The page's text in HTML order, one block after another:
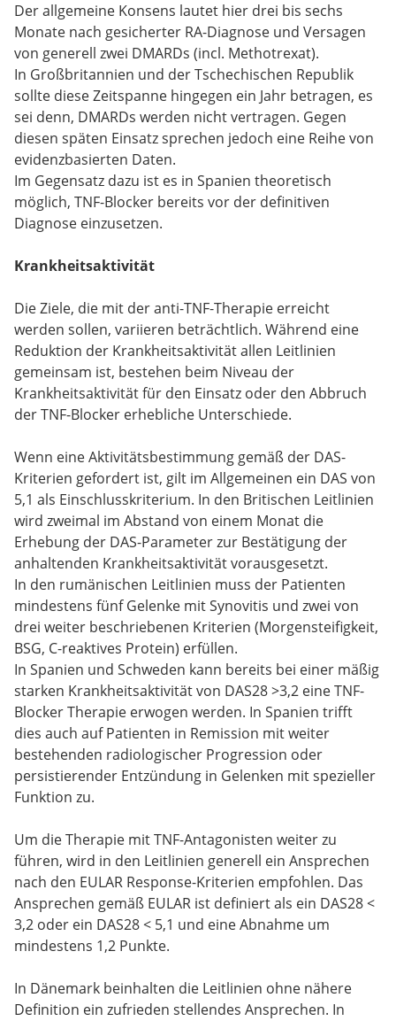
Der allgemeine Konsens lautet hier drei bis sechs
Monate nach gesicherter RA-Diagnose und Versagen
von generell zwei DMARDs (incl. Methotrexat).
In Großbritannien und der Tschechischen Republik
sollte diese Zeitspanne hingegen ein Jahr betragen, es
sei denn, DMARDs werden nicht vertragen. Gegen
diesen späten Einsatz sprechen jedoch eine Reihe von
evidenzbasierten Daten.
Im Gegensatz dazu ist es in Spanien theoretisch
möglich, TNF-Blocker bereits vor der definitiven
Diagnose einzusetzen.
Krankheitsaktivität
Die Ziele, die mit der anti-TNF-Therapie erreicht
werden sollen, variieren beträchtlich. Während eine
Reduktion der Krankheitsaktivität allen Leitlinien
gemeinsam ist, bestehen beim Niveau der
Krankheitsaktivität für den Einsatz oder den Abbruch
der TNF-Blocker erhebliche Unterschiede.
Wenn eine Aktivitätsbestimmung gemäß der DAS-
Kriterien gefordert ist, gilt im Allgemeinen ein DAS von
5,1 als Einschlusskriterium. In den Britischen Leitlinien
wird zweimal im Abstand von einem Monat die
Erhebung der DAS-Parameter zur Bestätigung der
anhaltenden Krankheitsaktivität vorausgesetzt.
In den rumänischen Leitlinien muss der Patienten
mindestens fünf Gelenke mit Synovitis und zwei von
drei weiter beschriebenen Kriterien (Morgensteifigkeit,
BSG, C-reaktives Protein) erfüllen.
In Spanien und Schweden kann bereits bei einer mäßig
starken Krankheitsaktivität von DAS28 >3,2 eine TNF-
Blocker Therapie erwogen werden. In Spanien trifft
dies auch auf Patienten in Remission mit weiter
bestehenden radiologischer Progression oder
persistierender Entzündung in Gelenken mit spezieller
Funktion zu.
Um die Therapie mit TNF-Antagonisten weiter zu
führen, wird in den Leitlinien generell ein Ansprechen
nach den EULAR Response-Kriterien empfohlen. Das
Ansprechen gemäß EULAR ist definiert als ein DAS28 <
3,2 oder ein DAS28 < 5,1 und eine Abnahme um
mindestens 1,2 Punkte.
In Dänemark beinhalten die Leitlinien ohne nähere
Definition ein zufrieden stellendes Ansprechen. In